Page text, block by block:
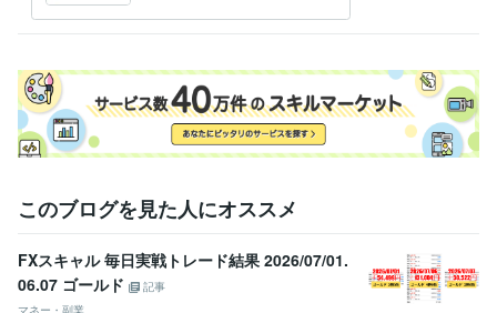
このブログを見た人にオススメ
FXスキャル 毎日実戦トレード結果 2026/07/01.
06.07 ゴールド
記事
マネー・副業